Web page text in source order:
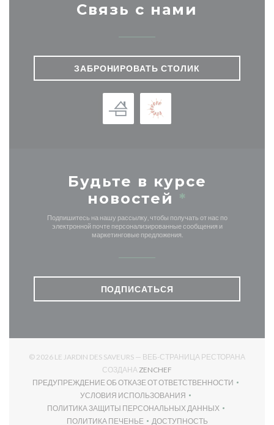
Связь с нами
ЗАБРОНИРОВАТЬ СТОЛИК
Будьте в курсе
новостей *
Подпишитесь на нашу рассылку, чтобы получать от нас по
электронной почте персонализированные сообщения и
маркетинговые предложения.
ПОДПИСАТЬСЯ
© 2026 LE JARDIN DES SAVEURS — ВЕБ-СТРАНИЦА РЕСТОРАНА
СОЗДАНАZENCHEF
ПРЕДУПРЕЖДЕНИЕ ОБ ОТКАЗЕ ОТ ОТВЕТСТВЕННОСТИ
((ОТКРЫВАЕТСЯ В НОВОМ ОКНЕ))
УСЛОВИЯ ИСПОЛЬЗОВАНИЯ
((ОТКРЫВАЕТСЯ В НОВОМ ОКНЕ))
ПОЛИТИКА ЗАЩИТЫ ПЕРСОНАЛЬНЫХ ДАННЫХ
((ОТКРЫВАЕТСЯ В НОВОМ ОКНЕ))
ПОЛИТИКА ПЕЧЕНЬЕ
ДОСТУПНОСТЬ